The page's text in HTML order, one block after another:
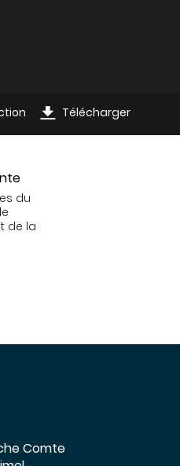
Télécharger
du
de la
Comte